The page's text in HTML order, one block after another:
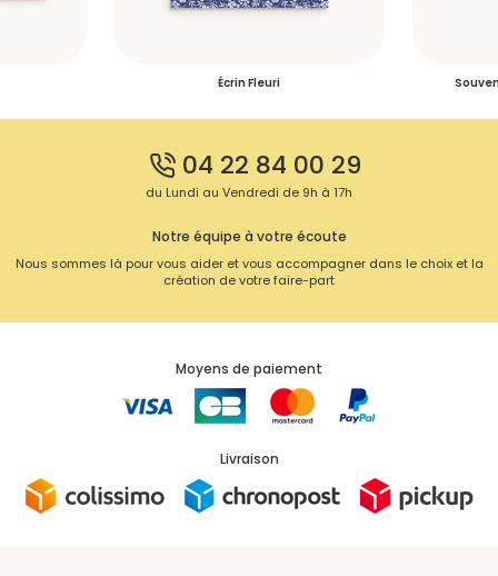
Écrin Fleuri
04 22 84 00 29
du Lundi au Vendredi de 9h à 17h
Notre équipe à votre écoute
Nous sommes là pour vous aider et vous accompagner dans le choix et la
création de votre faire-part
Moyens de paiement
Livraison